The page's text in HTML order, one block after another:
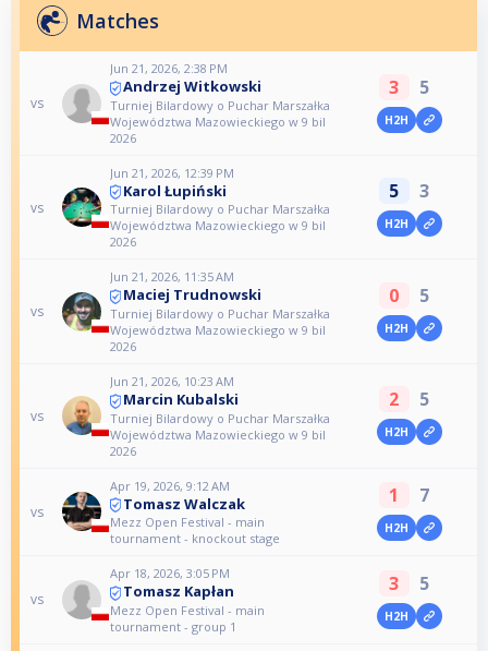
Matches
vs
Jun 21, 2026, 2:38 PM
Andrzej Witkowski
Turniej Bilardowy o Puchar Marszałka
Województwa Mazowieckiego w 9 bil
2026
3 5
H2H
vs
Jun 21, 2026, 12:39 PM
Karol Łupiński
Turniej Bilardowy o Puchar Marszałka
Województwa Mazowieckiego w 9 bil
2026
5 3
H2H
vs
Jun 21, 2026, 11:35 AM
Maciej Trudnowski
Turniej Bilardowy o Puchar Marszałka
Województwa Mazowieckiego w 9 bil
2026
0 5
H2H
vs
Jun 21, 2026, 10:23 AM
Marcin Kubalski
Turniej Bilardowy o Puchar Marszałka
Województwa Mazowieckiego w 9 bil
2026
2 5
H2H
vs
Apr 19, 2026, 9:12 AM
Tomasz Walczak
Mezz Open Festival - main
tournament - knockout stage
1 7
H2H
vs
Apr 18, 2026, 3:05 PM
Tomasz Kapłan
Mezz Open Festival - main
tournament - group 1
3 5
H2H